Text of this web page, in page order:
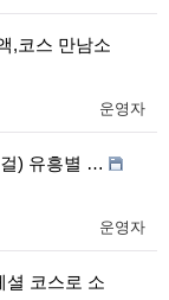
,코스 만남소
운영자
) 유흥별 …
운영자
셜 코스로 소